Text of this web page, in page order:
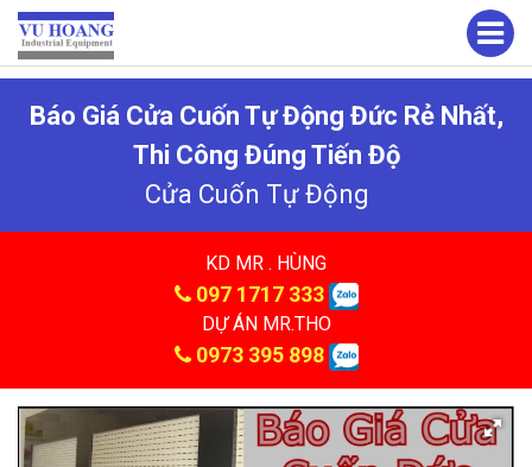
Báo Giá Cửa Cuốn Tự Động Đức Rẻ Nhất,
Thi Công Đúng Tiến Độ
Cửa Cuốn Tự Động
KD MR . HÙNG
097 1717 333
DỰ ÁN MR.THO
0973 395 898